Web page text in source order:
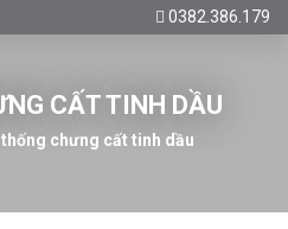
0382.386.179
CẤT TINH DẦU
thống chưng cất tinh dầu